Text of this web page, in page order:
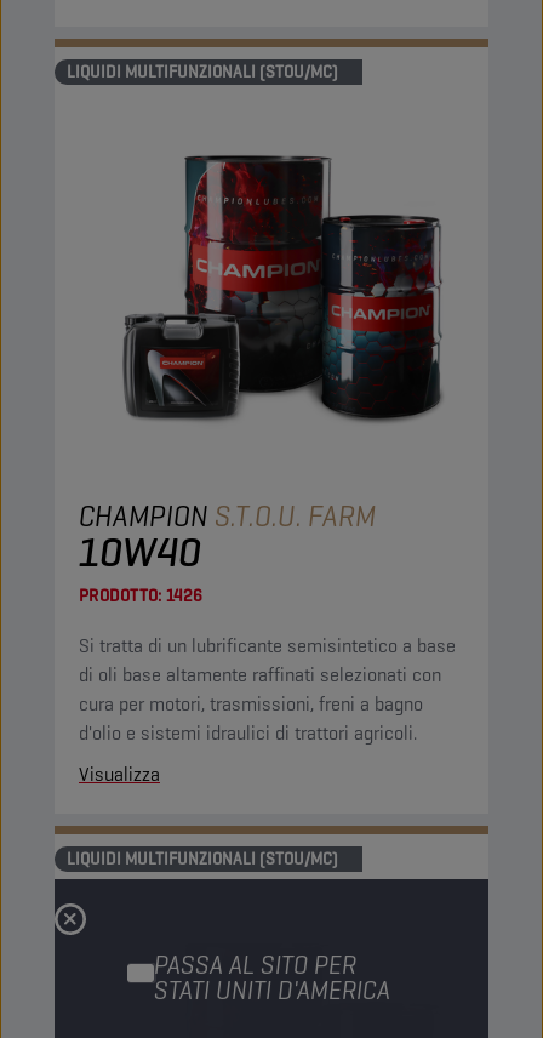
PASSA AL SITO PER
STATI UNITI D'AMERICA
LIQUIDI MULTIFUNZIONALI (STOU/MC)
CHAMPION S.T.O.U. FARM
10W40
PRODOTTO: 1426
Si tratta di un lubrificante semisintetico a base
di oli base altamente raffinati selezionati con
cura per motori, trasmissioni, freni a bagno
d'olio e sistemi idraulici di trattori agricoli.
Visualizza
LIQUIDI MULTIFUNZIONALI (STOU/MC)